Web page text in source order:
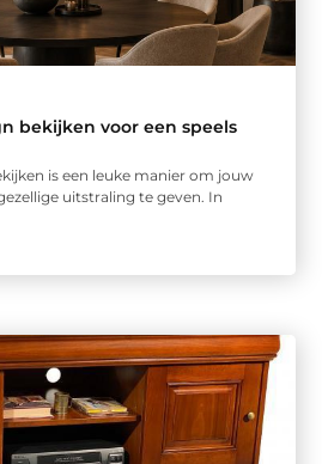
bekijken voor een speels
is een leuke manier om jouw
uitstraling te geven. In